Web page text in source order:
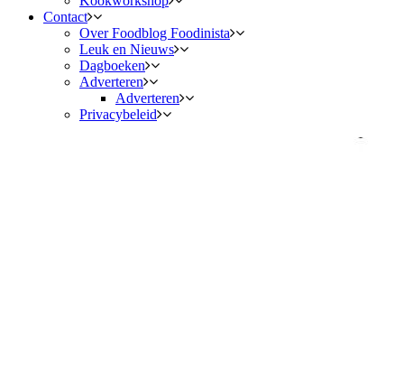
Contact
Over Foodblog Foodinista
Leuk en Nieuws
Dagboeken
Adverteren
Adverteren
Privacybeleid